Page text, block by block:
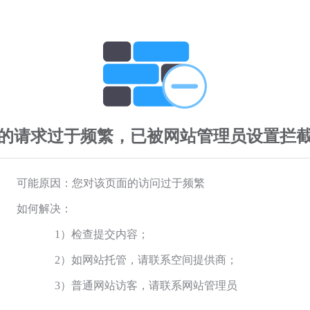
请求过于频繁，已被网站管理员设置拦
可能原因：您对该页面的访问过于频繁
如何解决：
1）检查提交内容；
2）如网站托管，请联系空间提供商；
3）普通网站访客，请联系网站管理员